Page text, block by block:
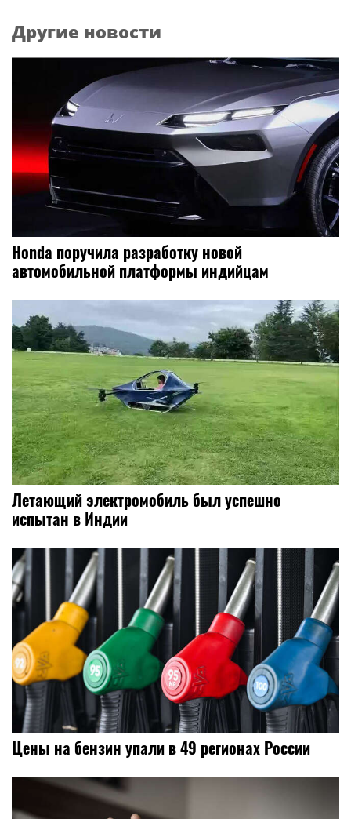
Другие новости
Honda поручила разработку новой
автомобильной платформы индийцам
Летающий электромобиль был успешно
испытан в Индии
Цены на бензин упали в 49 регионах России